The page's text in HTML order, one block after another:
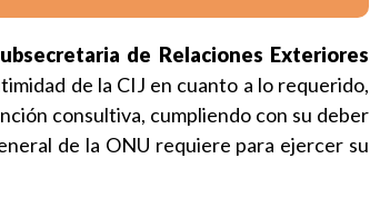
de Relaciones Exteriores
de la CIJ en cuanto a lo requerido,
consultiva, cumpliendo con su deber
de la ONU requiere para ejercer su